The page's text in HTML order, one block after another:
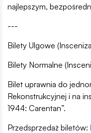
najlepszym,
---
Bilety Ulgowe
Bilety Normalne
Bilet uprawnia do
Rekonstrukcyjnej i na
1944: Carentan”.
Przedsprzedaż biletów: